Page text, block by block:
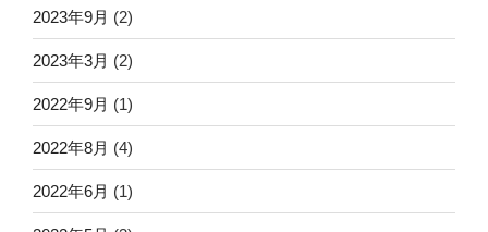
2023年9月 (2)
2023年3月 (2)
2022年9月 (1)
2022年8月 (4)
2022年6月 (1)